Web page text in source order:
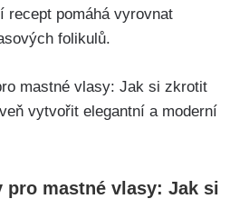
recept pomáhá⁤ vyrovnat
folikulů.
pro mastné vlasy: ⁣Jak si